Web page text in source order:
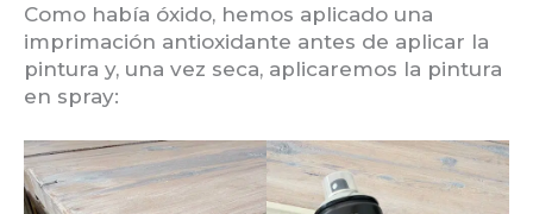
Como había óxido, hemos aplicado una
imprimación antioxidante antes de aplicar la
pintura y, una vez seca, aplicaremos la pintura
en spray: